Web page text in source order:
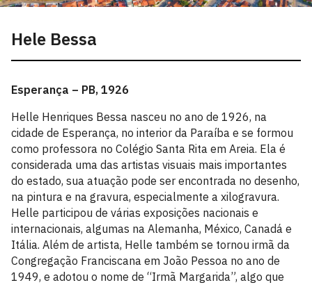
Hele Bessa
Esperança – PB, 1926
Helle Henriques Bessa nasceu no ano de 1926, na
cidade de Esperança, no interior da Paraíba e se formou
como professora no Colégio Santa Rita em Areia. Ela é
considerada uma das artistas visuais mais importantes
do estado, sua atuação pode ser encontrada no desenho,
na pintura e na gravura, especialmente a xilogravura.
Helle participou de várias exposições nacionais e
internacionais, algumas na Alemanha, México, Canadá e
Itália. Além de artista, Helle também se tornou irmã da
Congregação Franciscana em João Pessoa no ano de
1949, e adotou o nome de “Irmã Margarida”, algo que